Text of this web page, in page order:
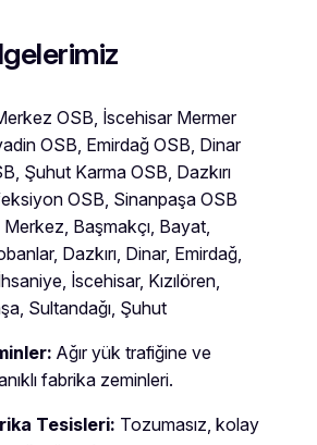
OSB, İscehisar Mermer
OSB, Emirdağ OSB, Dinar
Şuhut Karma OSB, Dazkırı
OSB, Sinanpaşa OSB
Başmakçı, Bayat,
Dazkırı, Dinar, Emirdağ,
İscehisar, Kızılören,
Sultandağı, Şuhut
Ağır yük trafiğine ve
fabrika zeminleri.
Tesisleri: Tozumasız, kolay